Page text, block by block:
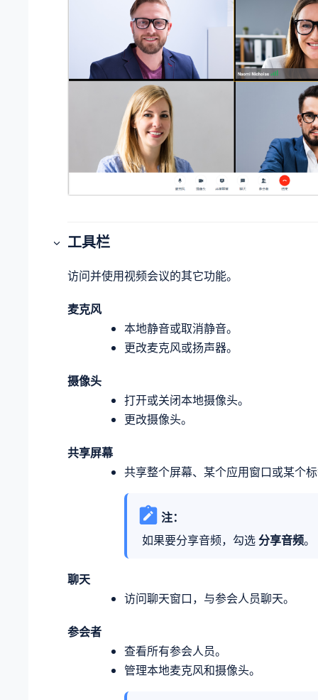
工具栏
访问并使用视频会议的其它功能。
麦克风
本地静音或取消静音。
更改麦克风或扬声器。
摄像头
打开或关闭本地摄像头。
更改摄像头。
共享屏幕
共享整个屏幕、某个应用窗口或某个
注：
如果要分享音频，勾选分享音频。
聊天
访问聊天窗口，与参会人员聊天。
参会者
查看所有参会人员。
管理本地麦克风和摄像头。